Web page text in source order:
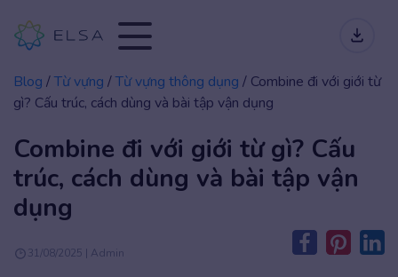
Blog /Từ vựng /Từ vựng thông dụng / Combine đi với giới từ
gì? Cấu trúc, cách dùng và bài tập vận dụng
Combine đi với giới từ gì? Cấu
trúc, cách dùng và bài tập vận
dụng
31/08/2025 | Admin